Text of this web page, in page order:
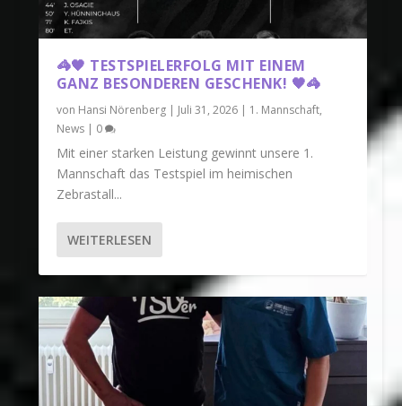
🦓🖤 TESTSPIELERFOLG MIT EINEM
GANZ BESONDEREN GESCHENK! 🖤🦓
von Hansi Nörenberg| Juli 31, 2026| 1. Mannschaft,
News| 0
Mit einer starken Leistung gewinnt unsere 1.
Mannschaft das Testspiel im heimischen
Zebrastall...
WEITERLESEN